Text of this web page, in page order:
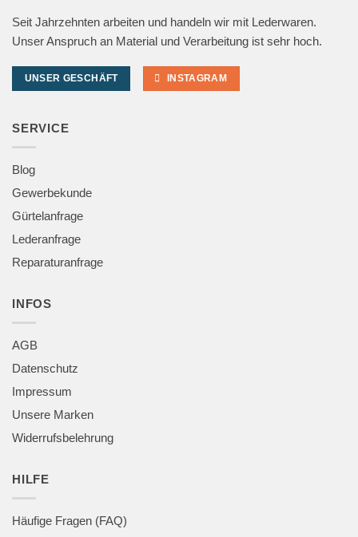
Seit Jahrzehnten arbeiten und handeln wir mit Lederwaren.
Unser Anspruch an Material und Verarbeitung ist sehr hoch.
UNSER GESCHÄFT INSTAGRAM
SERVICE
Blog
Gewerbekunde
Gürtelanfrage
Lederanfrage
Reparaturanfrage
INFOS
AGB
Datenschutz
Impressum
Unsere Marken
Widerrufsbelehrung
HILFE
Häufige Fragen (FAQ)